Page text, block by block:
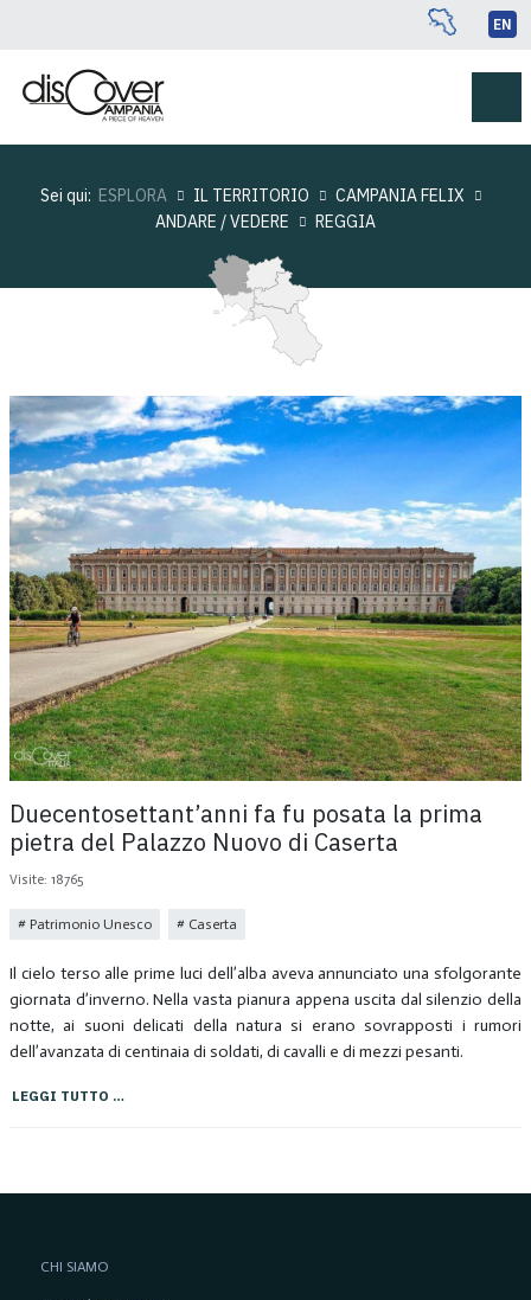
EN
Sei qui: ESPLORA IL TERRITORIO
CAMPANIA FELIX
ANDARE / VEDERE
REGGIA
Duecentosettant’anni fa fu posata la prima
pietra del Palazzo Nuovo di Caserta
Visite: 18765
Patrimonio Unesco Caserta
Il cielo terso alle prime luci dell’alba aveva annunciato una sfolgorante
giornata d’inverno. Nella vasta pianura appena uscita dal silenzio della
notte, ai suoni delicati della natura si erano sovrapposti i rumori
dell’avanzata di centinaia di soldati, di cavalli e di mezzi pesanti.
LEGGI TUTTO …
CHI SIAMO